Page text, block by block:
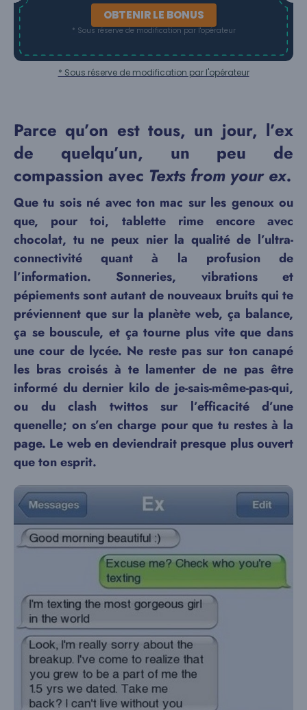
OBTENIR LE BONUS
* Sous réserve de modification par l'opérateur
* Sous réserve de modification par l'opérateur
Parce qu’on est tous, un jour, l’ex
de quelqu’un, un peu de
compassion avec Texts from your ex.
Que tu sois né avec ton mac sur les genoux ou
que, pour toi, tablette rime encore avec
chocolat, tu ne peux nier la qualité de l’ultra-
connectivité quant à la profusion de
l’information. Sonneries, vibrations et
pépiements sont autant de nouveaux bruits qui te
préviennent que sur la planète web, ça balance,
ça se bouscule, et ça tourne plus vite que dans
une cour de lycée. Ne reste pas sur ton canapé
les bras croisés à te lamenter de ne pas être
informé du dernier kilo de je-sais-même-pas-qui,
ou du clash twittos sur l’efficacité d’une
quenelle; on s’en charge pour que tu restes à la
page. Le web en deviendrait presque plus ouvert
que ton esprit.